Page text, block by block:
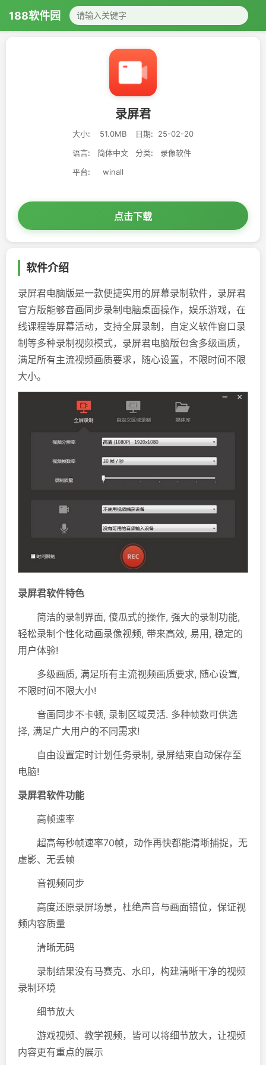
188软件园
录屏君
大小: 51.0MB 日期:
25-02-20
语言:
简体中文 分类:
录像软件
平台:
winall
点击下载
软件介绍
录屏君电脑版是一款便捷实用的屏幕录制软件，录屏君
官方版能够音画同步录制电脑桌面操作，娱乐游戏，在
线课程等屏幕活动，支持全屏录制，自定义软件窗口录
制等多种录制视频模式，录屏君电脑版包含多级画质，
满足所有主流视频画质要求，随心设置，不限时间不限
大小。
录屏君软件特色
简洁的录制界面, 傻瓜式的操作, 强大的录制功能,
轻松录制个性化动画录像视频, 带来高效, 易用, 稳定的
用户体验!
多级画质, 满足所有主流视频画质要求, 随心设置,
不限时间不限大小!
音画同步不卡顿, 录制区域灵活. 多种帧数可供选
择, 满足广大用户的不同需求!
自由设置定时计划任务录制, 录屏结束自动保存至
电脑!
录屏君软件功能
高帧速率
超高每秒帧速率70帧，动作再快都能清晰捕捉，无
虚影、无丢帧
音视频同步
高度还原录屏场景，杜绝声音与画面错位，保证视
频内容质量
清晰无码
录制结果没有马赛克、水印，构建清晰干净的视频
录制环境
细节放大
游戏视频、教学视频，皆可以将细节放大，让视频
内容更有重点的展示